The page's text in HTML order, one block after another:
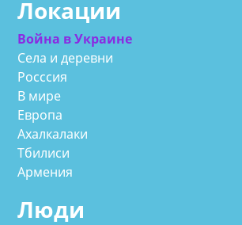
Локации
Война в Украине
Села и деревни
Росссия
В мире
Европа
Ахалкалаки
Тбилиси
Армения
Люди